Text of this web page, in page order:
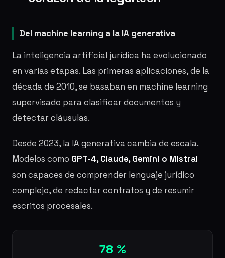
Del machine learning a la IA generativa
La inteligencia artificial jurídica ha evolucionado
en varias etapas. Las primeras aplicaciones, de la
década de 2010, se basaban en machine learning
supervisado para clasificar documentos y
detectar cláusulas.
Desde 2023, la IA generativa cambia de escala.
Modelos como GPT-4, Claude, Gemini o Mistral
son capaces de comprender lenguaje jurídico
complejo, de redactar contratos y de resumir
escritos procesales.
78 %